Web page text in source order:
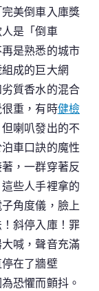
美倒車入庫獎
是「倒車
是熟悉的城市
成的巨大網
質香水的混合
重，有時健檢
喇叭發出的不
車口訣的魔性
，一群穿著反
些人手裡拿的
角度儀，臉上
斜停入庫！罪
喊，聲音充滿
在了牆壁
恐懼而顫抖。